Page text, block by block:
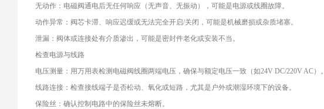
无动作：电磁阀通电后无任何响应（无声音、无振动），可能是电源或线圈故障。
动作异常：阀芯卡滞、响应迟缓或无法完全开启/关闭，可能是机械磨损或杂质堵塞。
泄漏：阀体或连接处有介质渗出，可能是密封件老化或安装不当。
检查电源与线路
电压测量：用万用表检测电磁阀线圈两端电压，确保与额定电压一致（如24V DC/220V AC）。
线路连接：检查接线端子是否松动、氧化或短路，尤其是户外或潮湿环境下的设备。
保险丝：确认控制电路中的保险丝未熔断。